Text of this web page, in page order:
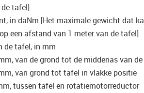
tafel]
in daNm [Het maximale gewicht dat
een afstand van 1 meter van de tafel]
de tafel, in mm
van de grond tot de middenas van
van grond tot tafel in vlakke positie
tussen tafel en rotatiemotorreductor